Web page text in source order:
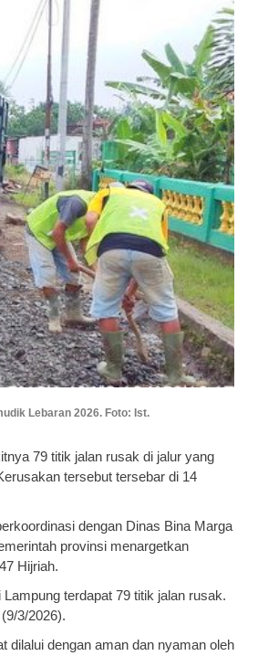
Lebaran 2026. Foto: Ist.
79 titik jalan rusak di jalur yang
tersebut tersebar di 14
dengan Dinas Bina Marga
provinsi menargetkan
Hijriah.
terdapat 79 titik jalan rusak.
3/2026).
dilalui dengan aman dan nyaman oleh